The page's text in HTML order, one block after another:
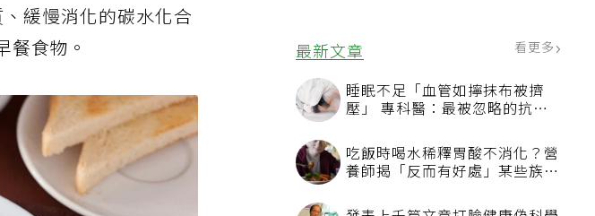
最新文章 看更多
睡眠不足「血管如擰抹布被擠
壓」 專科醫：最被忽略的抗老
吃飯時喝水稀釋胃酸不消化？營
養師揭「反而有好處」某些族群
緩慢消化的碳水化合
食物。